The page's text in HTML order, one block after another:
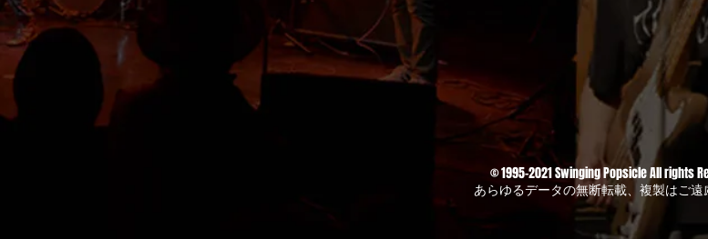
© 1995-2021Swinging Popsicle All rights
あらゆるデータの無断転載、複製はご遠